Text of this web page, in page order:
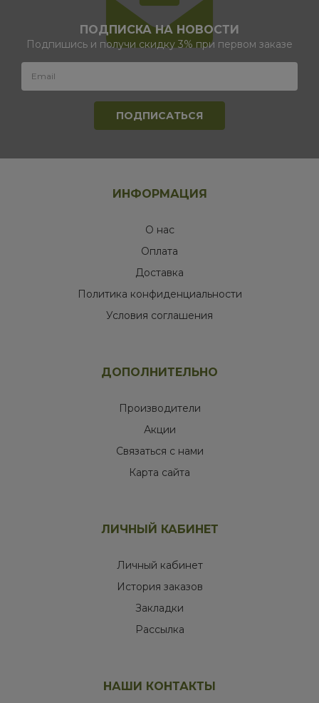
ПОДПИСКА НА НОВОСТИ
Подпишись и получи скидку 3% при первом заказе
ИНФОРМАЦИЯ
О нас
Оплата
Доставка
Политика конфиденциальности
Условия соглашения
ДОПОЛНИТЕЛЬНО
Производители
Акции
Связаться с нами
Карта сайта
ЛИЧНЫЙ КАБИНЕТ
Личный кабинет
История заказов
Закладки
Рассылка
НАШИ КОНТАКТЫ